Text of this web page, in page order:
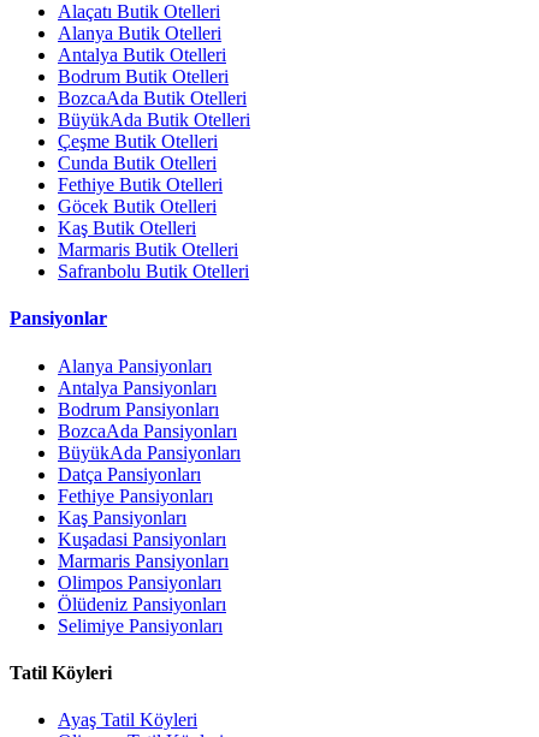
Alaçatı Butik Otelleri
Alanya Butik Otelleri
Antalya Butik Otelleri
Bodrum Butik Otelleri
BozcaAda Butik Otelleri
BüyükAda Butik Otelleri
Çeşme Butik Otelleri
Cunda Butik Otelleri
Fethiye Butik Otelleri
Göcek Butik Otelleri
Kaş Butik Otelleri
Marmaris Butik Otelleri
Safranbolu Butik Otelleri
Pansiyonlar
Alanya Pansiyonları
Antalya Pansiyonları
Bodrum Pansiyonları
BozcaAda Pansiyonları
BüyükAda Pansiyonları
Datça Pansiyonları
Fethiye Pansiyonları
Kaş Pansiyonları
Kuşadasi Pansiyonları
Marmaris Pansiyonları
Olimpos Pansiyonları
Ölüdeniz Pansiyonları
Selimiye Pansiyonları
Tatil Köyleri
Ayaş Tatil Köyleri